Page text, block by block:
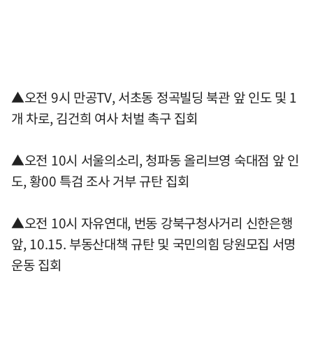
▲오전 9시 만공TV, 서초동 정곡빌딩 북관 앞 인도 및 1
개 차로, 김건희 여사 처벌 촉구 집회
▲오전 10시 서울의소리, 청파동 올리브영 숙대점 앞 인
도, 황00 특검 조사 거부 규탄 집회
▲오전 10시 자유연대, 번동 강북구청사거리 신한은행
앞, 10.15. 부동산대책 규탄 및 국민의힘 당원모집 서명
운동 집회